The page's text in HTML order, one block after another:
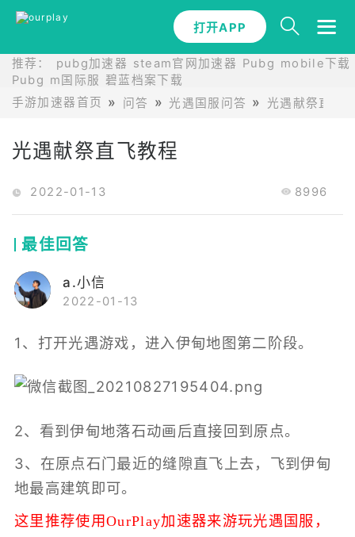
打开APP
推荐： pubg加速器 steam官网加速器 Pubg mobile下载
Pubg m国际服 碧蓝档案下载
手游加速器首页
问答 光遇国服问答 光遇献祭直飞
光遇献祭直飞教程
2022-01-13 8996
最佳回答
a.小信
2022-01-13
1、打开光遇游戏，进入伊甸地图第二阶段。
2、看到伊甸地落石动画后直接回到原点。
3、在原点石门最近的缝隙直飞上去，飞到伊甸
地最高建筑即可。
这里推荐使用OurPlay加速器来游玩光遇国服，